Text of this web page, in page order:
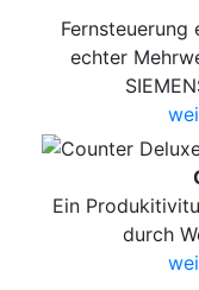
Fernsteuerung
echter
Ein
durch